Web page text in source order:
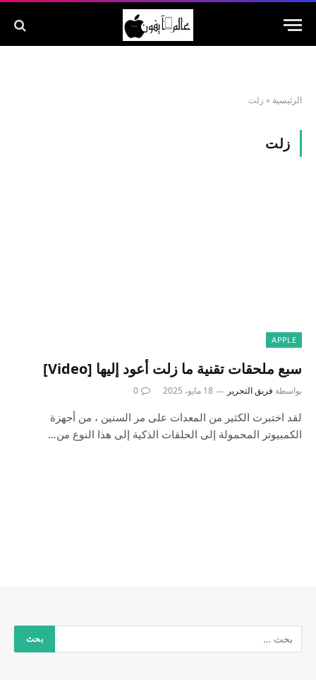
الرئيسية » زلت
زلت
APPLE
سبع ملحقات تقنية ما زلت أعود إليها [Video]
بواسطة فريق التحرير 18 مايو، 2025 0
لقد اختبرت الكثير من المعدات على مر السنين ، من أجهزة
الكمبيوتر المحمولة إلى الحلقات الذكية إلى هذا النوع من…